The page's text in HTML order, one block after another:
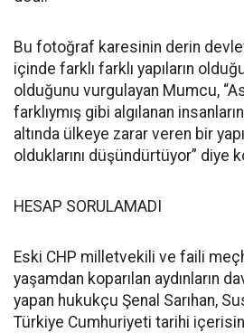
Bu fotoğraf karesinin derin devlet
içinde farklı farklı yapıların
olduğunu vurgulayan Mumcu,
farklıymış gibi algılanan
altında ülkeye zarar veren bir
olduklarını düşündürtüyor” diye
HESAP SORULAMADI
Eski CHP milletvekili ve faili
yaşamdan koparılan aydınların
yapan hukukçu Şenal Sarıhan,
Türkiye Cumhuriyeti tarihi